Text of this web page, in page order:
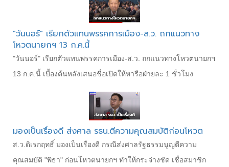
"วันนอร์" เรียกตัวแทนพรรคการเมือง-ส.ว. ถกแนวทาง
โหวตนายกฯ 13 ก.ค.นี้
"วันนอร์" เรียกตัวแทนพรรคการเมือง-ส.ว. ถกแนวทางโหวตนายกฯ
13 ก.ค.นี้ เบื้องต้นหลังเสนอชื่อเปิดให้หารือฝ่ายละ 1 ชั่วโมง
มองเป็นเรื่องดี ส่งศาล รธน.ตีความคุณสมบัติก่อนโหวต
ส.ว.ดิเรกฤทธิ์ มองเป็นเรื่องดี กรณีส่งศาลรัฐธรรมนูญตีความ
คุณสมบัติ "พิธา" ก่อนโหวตนายกฯ ทำให้กระจ่างชัด เชื่อสมาชิก